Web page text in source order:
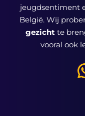
jeugdsentiment
België. Wij
gezicht te
vooral ook